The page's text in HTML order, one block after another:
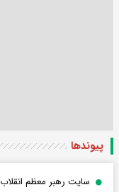
پیوندها
سایت رهبر معظم انقلاب